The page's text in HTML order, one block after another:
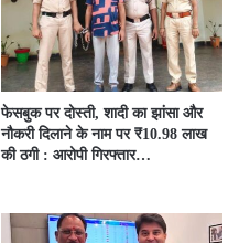
फेसबुक पर दोस्ती, शादी का झांसा और
नौकरी दिलाने के नाम पर ₹10.98 लाख
की ठगी : आरोपी गिरफ्तार…